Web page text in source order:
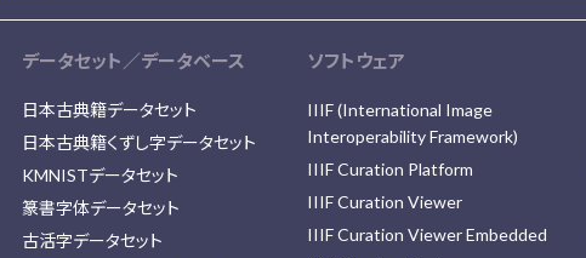
データセット／データベース
日本古典籍データセット
日本古典籍くずし字データセット
KMNISTデータセット
篆書字体データセット
古活字データセット
ソフトウェア
IIIF (International Image
Interoperability Framework)
IIIF Curation Platform
IIIF Curation Viewer
IIIF Curation Viewer Embedded